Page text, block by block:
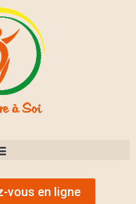
vous en ligne